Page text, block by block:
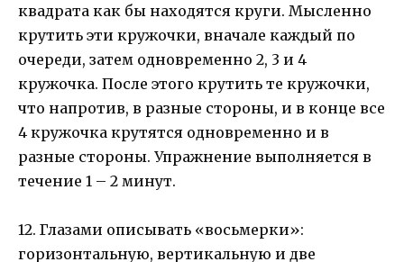
квадрата как бы находятся круги. Мысленно
крутить эти кружочки, вначале каждый по
очереди, затем одновременно 2, 3 и 4
кружочка. После этого крутить те кружочки,
что напротив, в разные стороны, и в конце все
4 кружочка крутятся одновременно и в
разные стороны. Упражнение выполняется в
течение 1 – 2 минут.
12. Глазами описывать «восьмерки»:
горизонтальную, вертикальную и две